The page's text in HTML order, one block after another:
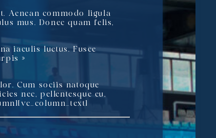
Aenean commodo ligula
mus. Donec quam felis,
iaculis luctus. Fusce
»
Cum sociis natoque
nec, pellentesque eu,